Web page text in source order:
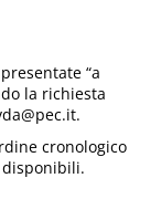
“a
la richiesta
cronologico